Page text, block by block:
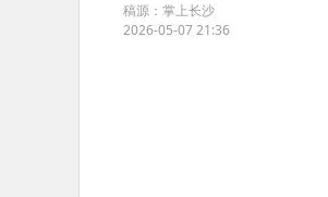
稿源：掌上长沙
2026-05-07 21:36